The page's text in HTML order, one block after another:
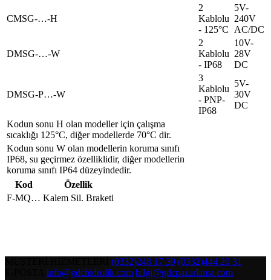
CMSG-…-H
2
Kablolu
- 125°C
5V-
240V
AC/DC
DMSG-…-W
2
Kablolu
- IP68
10V-
28V
DC
DMSG-P…-W
3
Kablolu
- PNP-
IP68
5V-
30V
DC
Kodun sonu H olan modeller için çalışma
sıcaklığı 125°C, diğer modellerde 70°C dir.
Kodun sonu W olan modellerin koruma sınıfı
IP68, su geçirmez özelliklidir, diğer modellerin
koruma sınıfı IP64 düzeyindedir.
Kod
Özellik
F-MQ… Kalem Sil. Braketi
(0332)248 17 39 (0332)444 20 31
info@gdchidrolik.com bilgi@gdcpazarlama.com